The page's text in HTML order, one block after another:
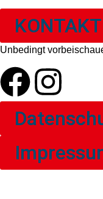
Unbedingt